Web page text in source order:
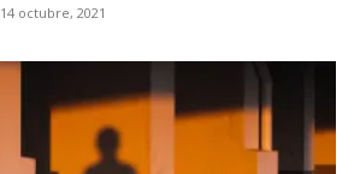
14 octubre, 2021